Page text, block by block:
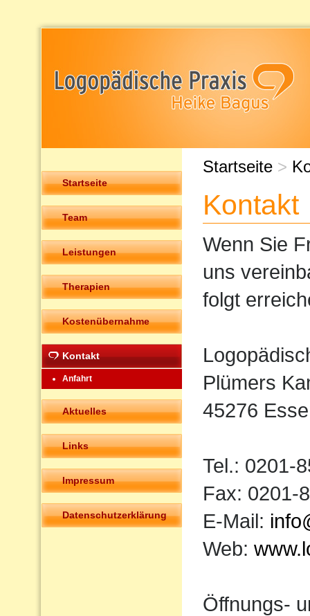
Startseite
Team
Leistungen
Therapien
Kostenübernahme
Kontakt
Anfahrt
Aktuelles
Links
Impressum
Datenschutzerklärung
Startseite >
Kontakt
Wenn Sie
uns
folgt
Plümers
45276
Tel.: 0201-
Fax: 0201-
E-Mail:
Web:
Öffnungs-